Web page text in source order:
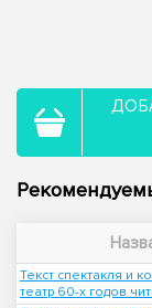
Текст спектакля и
театр 60-х годов